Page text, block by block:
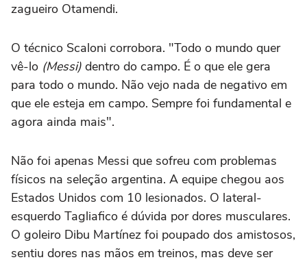
zagueiro Otamendi.
O técnico Scaloni corrobora. "Todo o mundo quer
vê-lo (Messi) dentro do campo. É o que ele gera
para todo o mundo. Não vejo nada de negativo em
que ele esteja em campo. Sempre foi fundamental e
agora ainda mais".
Não foi apenas Messi que sofreu com problemas
físicos na seleção argentina. A equipe chegou aos
Estados Unidos com 10 lesionados. O lateral-
esquerdo Tagliafico é dúvida por dores musculares.
O goleiro Dibu Martínez foi poupado dos amistosos,
sentiu dores nas mãos em treinos, mas deve ser